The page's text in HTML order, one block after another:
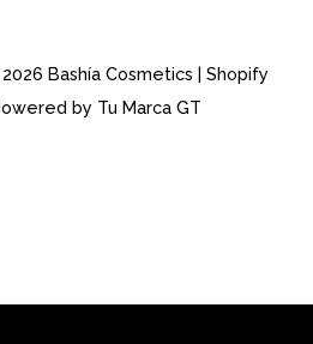
Bashía Cosmetics | Shopify
by Tu Marca GT